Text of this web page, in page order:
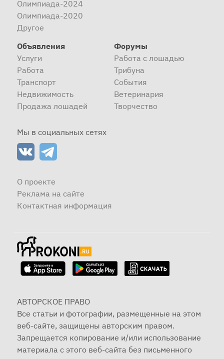
Олимпиада-2024
Олимпиада-2020
Другое
Объявления
Услуги
Работа
Транспорт
Недвижимость
Продажа лошадей
Форумы
Работа с лошадью
Трибуна
События
Ветеринария
Творчество
Мы в социальных сетях
О проекте
Реклама на сайте
Контактная информация
АВТОРСКОЕ ПРАВО
Все статьи и фотографии, размещенные на этом
веб-сайте, защищены авторским правом.
Запрещается копирование и/или использование
материала с этого веб-сайта без письменного